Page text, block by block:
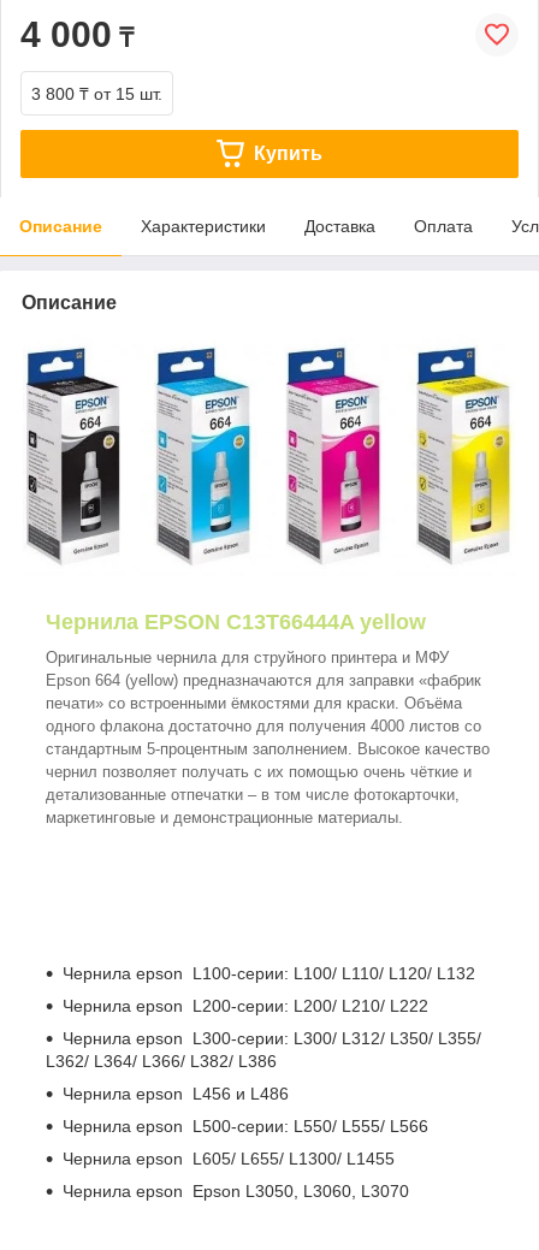
4 000 ₸
3 800 ₸ от 15 шт.
Купить
Описание Характеристики Доставка Оплата
Описание
Чернила EPSON C13T66444A yellow
Оригинальные чернила для струйного принтера и МФУ
Epson 664 (yellow) предназначаются для заправки «фабрик
печати» со встроенными ёмкостями для краски. Объёма
одного флакона достаточно для получения 4000 листов со
стандартным 5-процентным заполнением. Высокое качество
чернил позволяет получать с их помощью очень чёткие и
детализованные отпечатки – в том числе фотокарточки,
маркетинговые и демонстрационные материалы.
Чернила epson L100-серии: L100/ L110/ L120/ L132
Чернила epson L200-серии: L200/ L210/ L222
Чернила epson L300-серии: L300/ L312/ L350/ L355/
L362/ L364/ L366/ L382/ L386
Чернила epson L456 и L486
Чернила epson L500-серии: L550/ L555/ L566
Чернила epson L605/ L655/ L1300/ L1455
Чернила epson Epson L3050, L3060, L3070